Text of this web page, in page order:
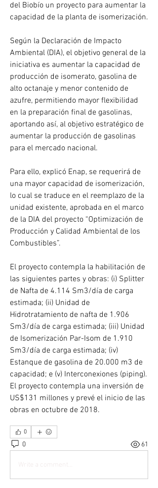
del Biobío un proyecto para aumentar la
capacidad de la planta de isomerización.
Según la Declaración de Impacto
Ambiental (DIA), el objetivo general de la
iniciativa es aumentar la capacidad de
producción de isomerato, gasolina de
alto octanaje y menor contenido de
azufre, permitiendo mayor flexibilidad
en la preparación final de gasolinas,
aportando así, al objetivo estratégico de
aumentar la producción de gasolinas
para el mercado nacional.
Para ello, explicó Enap, se requerirá de
una mayor capacidad de isomerización,
lo cual se traduce en el reemplazo de la
unidad existente, aprobada en el marco
de la DIA del proyecto “Optimización de
Producción y Calidad Ambiental de los
Combustibles”.
El proyecto contempla la habilitación de
las siguientes partes y obras: (i) Splitter
de Nafta de 4.114 Sm3/día de carga
estimada; (ii) Unidad de
Hidrotratamiento de nafta de 1.906
Sm3/día de carga estimada; (iii) Unidad
de Isomerización Par-Isom de 1.910
Sm3/día de carga estimada; (iv)
Estanque de gasolina de 20.000 m3 de
capacidad; e (v) Interconexiones (piping).
El proyecto contempla una inversión de
US$131 millones y prevé el inicio de las
obras en octubre de 2018.
0
0 61
Write a comment...